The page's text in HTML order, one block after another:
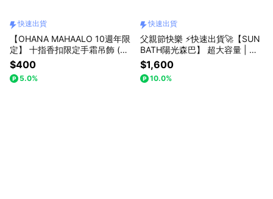
快速出貨
【OHANA MAHAALO 10週年限
定】 十指香扣限定手霜吊飾 (任
選) 收禮者自選款式❤️快速出貨
✨
$400
5.0%
快速出貨
父親節快樂 ⚡快速出貨🚀【SUN
BATH陽光森巴】 超大容量 | 全
家人一起用的 |親子完美防護精
油抗曬乳400g
$1,600
10.0%